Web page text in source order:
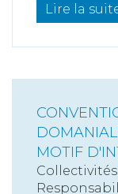
Lire la
MOTIF
Collectivités